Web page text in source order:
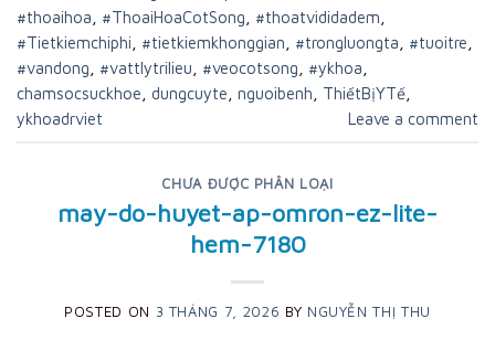
#thoaihoa
#ThoaiHoaCotSong #thoatvididadem
#Tietkiemchiphi
#tietkiemkhonggian #trongluongta #tuoitre
#vandong
#vattlytrilieu #veocotsong #ykhoa
chamsocsuckhoe
dungcuyte nguoibenh ThiếtBịYTế
ykhoadrviet
Leave a comment
CHƯA ĐƯỢC PHÂN LOẠI
may-do-huyet-ap-omron-ez-lite-
hem-7180
POSTED ON 3 THÁNG 7, 2026 BY NGUYỄN THỊ THU